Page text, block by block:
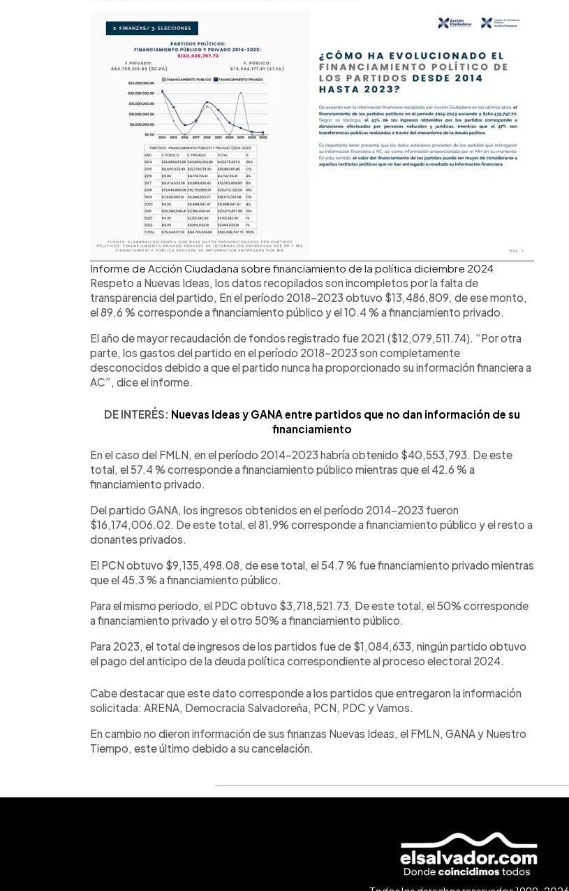
Informe de Acción Ciudadana sobre financiamiento de la política diciembre 2024
Respeto a Nuevas Ideas, los datos recopilados son incompletos por la falta de
transparencia del partido, En el período 2018-2023 obtuvo $13,486,809, de ese monto,
el 89.6 % corresponde a financiamiento público y el 10.4 % a financiamiento privado.
El año de mayor recaudación de fondos registrado fue 2021 ($12,079,511.74). “Por otra
parte, los gastos del partido en el período 2018-2023 son completamente
desconocidos debido a que el partido nunca ha proporcionado su información financiera a
AC”, dice el informe.
DE INTERÉS: Nuevas Ideas y GANA entre partidos que no dan información de su
financiamiento
En el caso del FMLN, en el período 2014-2023 habría obtenido $40,553,793. De este
total, el 57.4 % corresponde a financiamiento público mientras que el 42.6 % a
financiamiento privado.
Del partido GANA, los ingresos obtenidos en el período 2014-2023 fueron
$16,174,006.02. De este total, el 81.9% corresponde a financiamiento público y el resto a
donantes privados.
El PCN obtuvo $9,135,498.08, de ese total, el 54.7 % fue financiamiento privado mientras
que el 45.3 % a financiamiento público.
Para el mismo periodo, el PDC obtuvo $3,718,521.73. De este total, el 50% corresponde
a financiamiento privado y el otro 50% a financiamiento público.
Para 2023, el total de ingresos de los partidos fue de $1,084,633, ningún partido obtuvo
el pago del anticipo de la deuda política correspondiente al proceso electoral 2024.
Cabe destacar que este dato corresponde a los partidos que entregaron la información
solicitada: ARENA, Democracia Salvadoreña, PCN, PDC y Vamos.
En cambio no dieron información de sus finanzas Nuevas Ideas, el FMLN, GANA y Nuestro
Tiempo, este último debido a su cancelación.